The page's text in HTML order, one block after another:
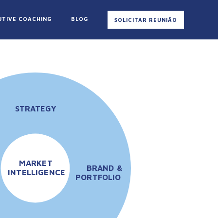
COACHING BLOG SOLICITAR REUNIÃO
STRATEGY
MARKET
INTELLIGENCE
BRAND &
PORTFOLIO